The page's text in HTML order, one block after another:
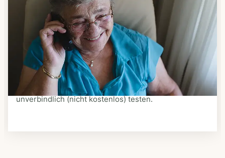
Bestellen & liefern lassen
Suchen Sie sich aus dem Speiseplan Ihres Anbieters
aus, was Ihnen schmeckt. Bestellen Sie telefonisch,
schriftlich oder im Online-Shop Ihres Anbieters.
Ein Kurier liefert Ihnen das bestellte Essen zum
vereinbarten Zeitpunkt nach Hause. Bei vielen
Anbietern können Sie Essen auf Rädern auch
unverbindlich (nicht kostenlos) testen.